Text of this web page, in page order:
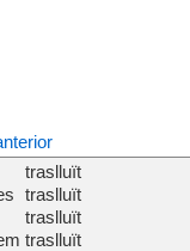
traslluït
traslluït
traslluït
traslluït